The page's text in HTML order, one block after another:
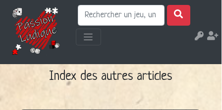
Index des autres articles